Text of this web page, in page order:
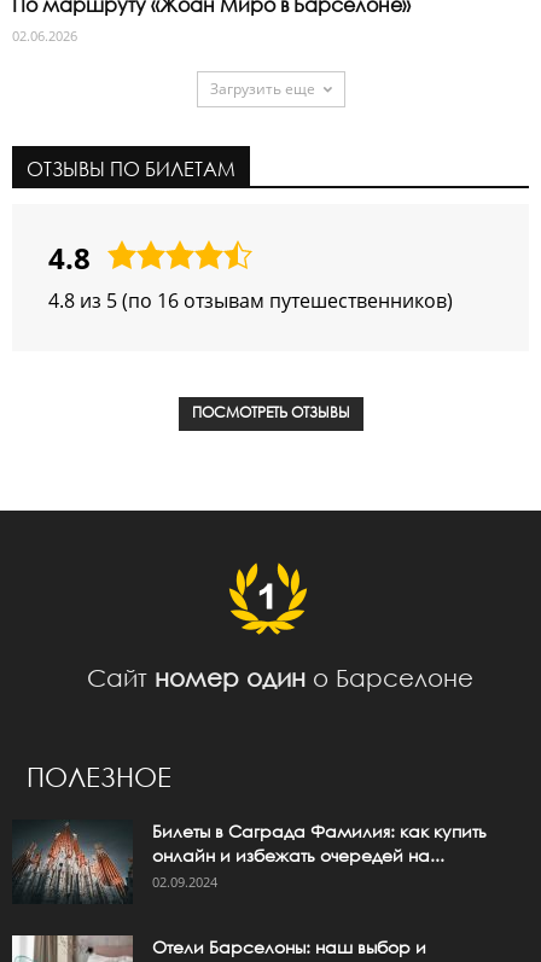
02.06.2026
Загрузить еще
ОТЗЫВЫ ПО БИЛЕТАМ
4.8
4,8
4.8 из 5 (по 16 отзывам путешественников)
ПОСМОТРЕТЬ ОТЗЫВЫ
Сайт номер одино Барселоне
ПОЛЕЗНОЕ
Билеты в Саграда Фамилия: как купить
онлайн и избежать очередей на...
02.09.2024
Отели Барселоны: наш выбор и